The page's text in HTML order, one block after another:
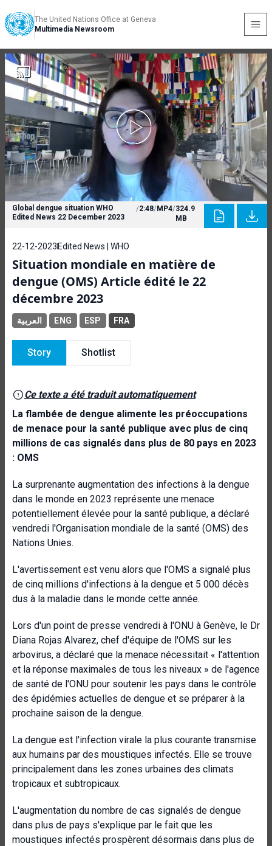
The United Nations Office at Geneva
Multimedia Newsroom
Global dengue situation WHO
Edited News 22 December 2023
/2:48/MP4/324.9
MB
22-12-2023 Edited News | WHO
Situation mondiale en matière de
dengue (OMS) Article édité le 22
décembre 2023
العربية ENG ESP FRA
Story Shotlist
Ce texte a été traduit automatiquement
La flambée de dengue alimente les préoccupations
de menace pour la santé publique avec plus de cinq
millions de cas signalés dans plus de 80 pays en 2023
: OMS
La surprenante augmentation des infections à la dengue
dans le monde en 2023 représente une menace
potentiellement élevée pour la santé publique, a déclaré
vendredi l'Organisation mondiale de la santé (OMS) des
Nations Unies.
L'avertissement est venu alors que l'OMS a signalé plus
de cinq millions d'infections à la dengue et 5 000 décès
dus à la maladie dans le monde cette année.
Lors d'un point de presse vendredi à l'ONU à Genève, le Dr
Diana Rojas Alvarez, chef d'équipe de l'OMS sur les
arbovirus, a déclaré que la menace nécessitait « l'attention
et la réponse maximales de tous les niveaux » de l'agence
de santé de l'ONU pour soutenir les pays dans le contrôle
des épidémies actuelles de dengue et se préparer à la
prochaine saison de la dengue.
La dengue est l'infection virale la plus courante transmise
aux humains par des moustiques infectés. Elle se trouve
principalement dans les zones urbaines des climats
tropicaux et subtropicaux.
L'augmentation du nombre de cas signalés de dengue
dans plus de pays s'explique par le fait que les
moustiques infectés prospèrent désormais dans plus de